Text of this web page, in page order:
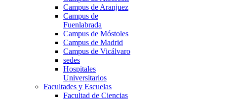
Campus de Aranjuez
Campus de
Fuenlabrada
Campus de Móstoles
Campus de Madrid
Campus de Vicálvaro
sedes
Hospitales
Universitarios
Facultades y Escuelas
Facultad de Ciencias